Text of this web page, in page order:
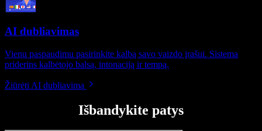
AI dubliavimas
Vienu paspaudimu pasirinkite kalbą savo vaizdo įrašui. Sistema
priderins kalbėtojo balsą, intonaciją ir tempą.
Žiūrėti AI dubliavimą
Išbandykite patys